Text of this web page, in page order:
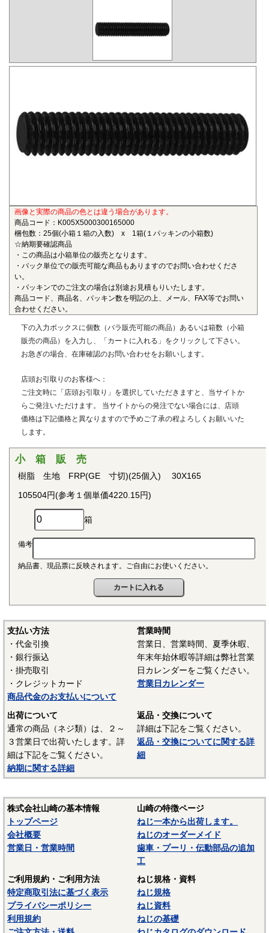
どをバランスよく備え、かつ透明で自己消火性を示すことか
ら、電気・電子分野から自動車、医療分野にいたるまで、幅
■ポリフェニレンサルファイド(PPS)
す。優れた耐熱性を有し、高温度雰囲気中で長時間使用して
も物性劣化はほとんどありません。また、耐薬品性、機械的
特性、電気的特性、および寸法安定性にも優れ、電気・電子
部品、自動車部品、化学機械部品などに用いられています。
ポリアミドMXD6をベースポリマーとし、ガラス繊維50%で
強化した結晶性のエンジニアリングプラスチックです。エン
プラの中で最も大きい強度・弾性率を有し、耐油性や耐熱性
にも優れることから、金属の代替材料として自動車等輸送機
部品、一般機械、精密機械部品、電気・電子機器部品、土木
建築用部材などの用いられています。
■ポリエーテルエーテルケトン(PEEK)
半結晶性の最高級性能を有するスーパーエンジニアリング
プラスチックです。エンプラのなかでも最高レベルの耐薬品
す。また、耐熱性、耐摩耗性、耐燃性、耐加水分解性にも優
れ、OA機器分野、自動車分野、ICウェハキャリア、LCD製造
用治具などで用いられています。PEEKはVictrex plcの日本に
おける登録商標です。
■ポリプロピレン(PP)
〇連続使用温度115℃（UL認定温度）〇燃焼性UL94 V-2
結晶性の代表的な汎用プラスチックです。比重が0.9と汎用
プラスチックのなかでも最も軽く、耐薬品性、耐加水分解
性、電気的特性にも優れ、応用範囲の広いプラスチックとし
て幅広い分野で用いられています。
結晶性のエンジニアリングプラスチックです。バランスの
取れた機械的性質を有し、かつ優れた耐疲労性で、耐クリー
プ性、摩擦摩耗特性、耐薬品性を備えていることから、金属
おいて広く用いられています。
■ポリアミド（ナイロン、PA）
〇連続使用温度PA6-65℃/PA66-75℃（UL認定温度）〇燃焼性
UL94 V-2
結晶性のエンジニアリングプラスチックです。強靭な材料
で摩擦係数が小さく、しかも耐摩耗性で、自己潤滑性に優れ
ています。耐油性、耐薬品性もよいので機械材料に最適な材
料でありますが、吸湿性が高いので設計上配慮しなければな
らないという問題点もあります。
■ポリスライダー
優れたポリアミドの性質を活かし組成中に黒鉛粒子を均一
に分散させ、浮遊状態にある黒鉛粒子をテープの表面に偏平
状の黒鉛層となるよう製造されたものです。面圧によるクリ
ープ変形はほとんどなく、耐クリープ性、摩擦・摩耗性に優
れておりスラストワッシャーとして各種構造用機器部品に用
いられています。
（以上はサンコーインダストリー様資料抜粋）
表面処理：生地
表面処理を施していない、素材そのままの状態です。鉄の
画像と実際の商品の色とは違う場合があります。
商品コード：K005X5000300165000
梱包数：25個(小箱１箱の入数) x 1箱(１パッキンの小箱数)
☆納期要確認商品
・この商品は小箱単位の販売となります。
・パック単位での販売可能な商品もありますのでお問い合わせくださ
い。
・パッキンでのご注文の場合は別途お見積もりいたします。
商品コード、商品名、パッキン数を明記の上、メール、FAX等でお問い
合わせください。
下の入力ボックスに個数（バラ販売可能の商品）あるいは箱数（小箱
販売の商品）を入力し、「カートに入れる」をクリックして下さい。
お急ぎの場合、在庫確認のお問い合わせをお願いします。
店頭お引取りのお客様へ：
ご注文時に「店頭お引取り」を選択していただきますと、当サイトか
らご発注いただけます。 当サイトからの発注でない場合には、店頭
価格は下記価格と異なりますので予めご了承の程よろしくお願いいた
します。
小 箱 販 売
樹脂 生地 FRP(GE 寸切)(25個入) 30X165
105504円(参考１個単価4220.15円)
箱
備考
納品書、現品票に反映されます。ご自由にお使いください。
支払い方法
・代金引換
・銀行振込
・掛売取引
・クレジットカード
商品代金のお支払いについて
営業時間
営業日、営業時間、夏季休暇、
年末年始休暇等詳細は弊社営業
日カレンダーをご覧ください。
営業日カレンダー
出荷について
通常の商品（ネジ類）は、２～
３営業日で出荷いたします。詳
細は下記をご覧ください。
納期に関する詳細
返品・交換について
詳細は下記をご覧ください。
返品・交換についてに関する詳
細
株式会社山崎の基本情報
トップページ
会社概要
営業日・営業時間
山崎の特徴ページ
ねじ一本から出荷します。
ねじのオーダーメイド
歯車・プーリ・伝動部品の追加
工
ご利用規約・ご利用方法
特定商取引法に基づく表示
プライバシーポリシー
利用規約
ねじ規格・資料
ねじ規格
ねじ資料
ねじの基礎